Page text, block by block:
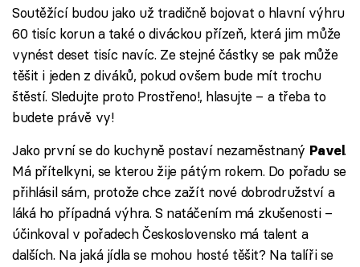
Soutěžící budou jako už tradičně bojovat o hlavní výhru
60 tisíc korun a také o diváckou přízeň, která jim může
vynést deset tisíc navíc. Ze stejné částky se pak může
těšit i jeden z diváků, pokud ovšem bude mít trochu
štěstí. Sledujte proto Prostřeno!, hlasujte – a třeba to
budete právě vy!
Jako první se do kuchyně postaví nezaměstnaný Pavel.
Má přítelkyni, se kterou žije pátým rokem. Do pořadu se
přihlásil sám, protože chce zažít nové dobrodružství a
láká ho případná výhra. S natáčením má zkušenosti –
účinkoval v pořadech Československo má talent a
dalších. Na jaká jídla se mohou hosté těšit? Na talíři se